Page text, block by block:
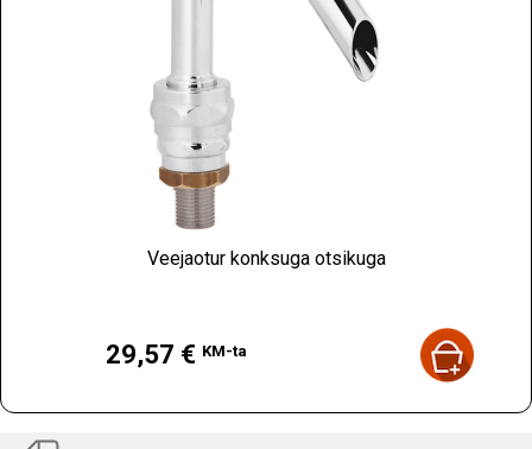
Veejaotur konksuga otsikuga
29,57 € KM-ta